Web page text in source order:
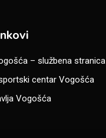
– službena stranica
centar Vogošća
Vogošća